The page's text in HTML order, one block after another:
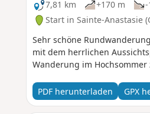
7,81 km
+170 m -
Start in Sainte-Anastasie
Sehr schöne
mit dem herrlichen
Wanderung im
PDF herunterladen GPX